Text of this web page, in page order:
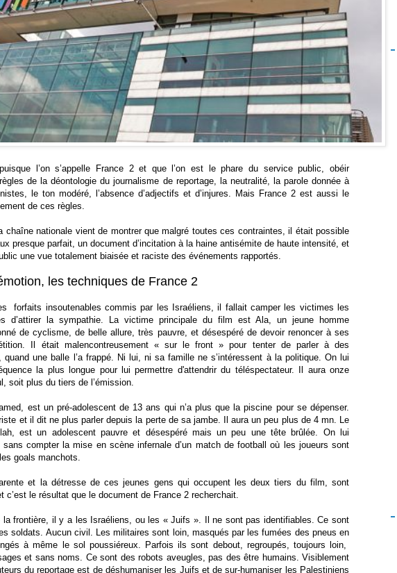
l’on s’appelle France 2 et que l’on est le phare du service public, obéir
de la déontologie du journalisme de reportage, la neutralité, la parole donnée à
le ton modéré, l’absence d’adjectifs et d’injures. Mais France 2 est aussi le
de ces règles.
chaîne nationale vient de montrer que malgré toutes ces contraintes, il était possible
presque parfait, un document d’incitation à la haine antisémite de haute intensité, et
une vue totalement biaisée et raciste des événements rapportés.
les techniques de France 2
forfaits insoutenables commis par les Israéliens, il fallait camper les victimes les
d’attirer la sympathie. La victime principale du film est Ala, un jeune homme
de cyclisme, de belle allure, très pauvre, et désespéré de devoir renoncer à ses
Il était malencontreusement « sur le front » pour tenter de parler à des
quand une balle l’a frappé. Ni lui, ni sa famille ne s’intéressent à la politique. On lui
la plus longue pour lui permettre d'attendrir du téléspectateur. Il aura onze
soit plus du tiers de l’émission.
est un pré-adolescent de 13 ans qui n’a plus que la piscine pour se dépenser.
et il dit ne plus parler depuis la perte de sa jambe. Il aura un peu plus de 4 mn. Le
est un adolescent pauvre et désespéré mais un peu une tête brûlée. On lui
compter la mise en scène infernale d’un match de football où les joueurs sont
goals manchots.
et la détresse de ces jeunes gens qui occupent les deux tiers du film, sont
c’est le résultat que le document de France 2 recherchait.
la frontière, il y a les Israéliens, ou les « Juifs ». Il ne sont pas identifiables. Ce sont
soldats. Aucun civil. Les militaires sont loin, masqués par les fumées des pneus en
à même le sol poussiéreux. Parfois ils sont debout, regroupés, toujours loin,
et sans noms. Ce sont des robots aveugles, pas des être humains. Visiblement
du reportage est de déshumaniser les Juifs et de sur-humaniser les Palestiniens